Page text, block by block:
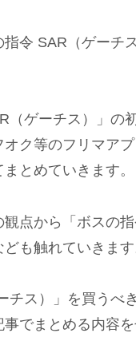
令 SAR（ゲーチ
（ゲーチス）」の
ク等のフリマア
とめていきます。
点から「ボスの
も触れていきます
チス）」を買う
でまとめる内容